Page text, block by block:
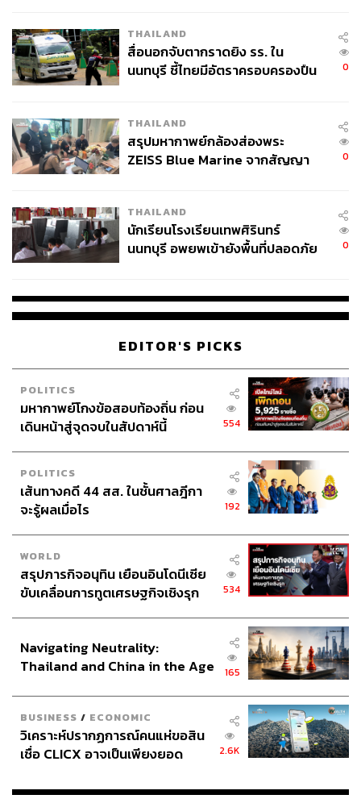
THAILAND
สื่อนอกจับตากราดยิง รร. ใน
นนทบุรี ชี้ไทยมีอัตราครอบครองปืน
0
THAILAND
สรุปมหากาพย์กล้องส่องพระ
ZEISS Blue Marine จากสัญญา
จ่ายหนี้-แอบระบุแบรนด์
0
THAILAND
นักเรียนโรงเรียนเทพศิรินทร์
นนทบุรี อพยพเข้ายังพื้นที่ปลอดภัย
0
EDITOR'S PICKS
POLITICS
มหากาพย์โกงข้อสอบท้องถิ่น ก่อน
เดินหน้าสู่จุดจบในสัปดาห์นี้
554
POLITICS
เส้นทางคดี 44 สส. ในชั้นศาลฎีกา
จะรู้ผลเมื่อไร
192
WORLD
สรุปภารกิจอนุทิน เยือนอินโดนีเซีย
ขับเคลื่อนการทูตเศรษฐกิจเชิงรุก
534
Navigating Neutrality:
Thailand and China in the Age
165
BUSINESS / ECONOMIC
วิเคราะห์ปรากฏการณ์คนแห่ขอสิน
เชื่อ CLICX อาจเป็นเพียงยอด
เรือนไทยที่ถูกซุกไว้
2.6K